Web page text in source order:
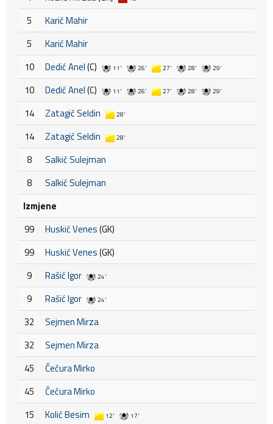
5
Karić Mahir
5
Karić Mahir
10
Dedić Anel(C) 11' 26' 27' 28' 29'
10 Dedić Anel(C) 11' 26' 27' 28' 29'
14 Zatagić Seldin 28'
14 Zatagić Seldin 28'
8
Salkić Sulejman
8
Salkić Sulejman
Izmjene
99
Huskić Venes(GK)
99
Huskić Venes(GK)
9
Rašić Igor 24'
9 Rašić Igor 24'
32
Sejmen Mirza
32
Sejmen Mirza
45
Čečura Mirko
45
Čečura Mirko
15
Kolić Besim 12' 17'